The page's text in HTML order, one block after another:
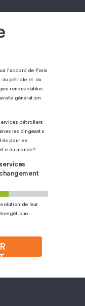
l'accord de Paris
du pétrole et du
renouvelables
génération
pétroliers
les dirigeants
pour se
du monde?
de leur